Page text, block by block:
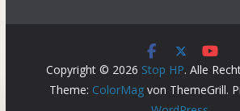
37 aid organisations from
Palestinian Territory. This will
suffering in the Gaza Strip.
Demand the gov introduce
Copyright © 2026 Stop HP. Alle
Theme: ColorMag von ThemeGrill.